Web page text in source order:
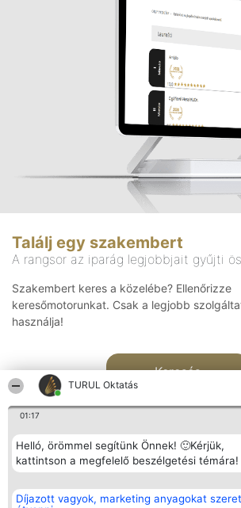
TURUL Oktatás
01:17
Helló, örömmel segítünk Önnek! 🙂Kérjük,
kattintson a megfelelő beszélgetési témára!
Díjazott vagyok, marketing anyagokat
Találj egy szakembert
A rangsor az iparág legjobbjait gyűjti
Szakembert keres a közelébe? Ellenőrizze
keresőmotorunkat. Csak a legjobb
használja!
Keresés
Rangsorszervező
SC Beautiful Company S.R.L.
Népszavazás
Nyertesek